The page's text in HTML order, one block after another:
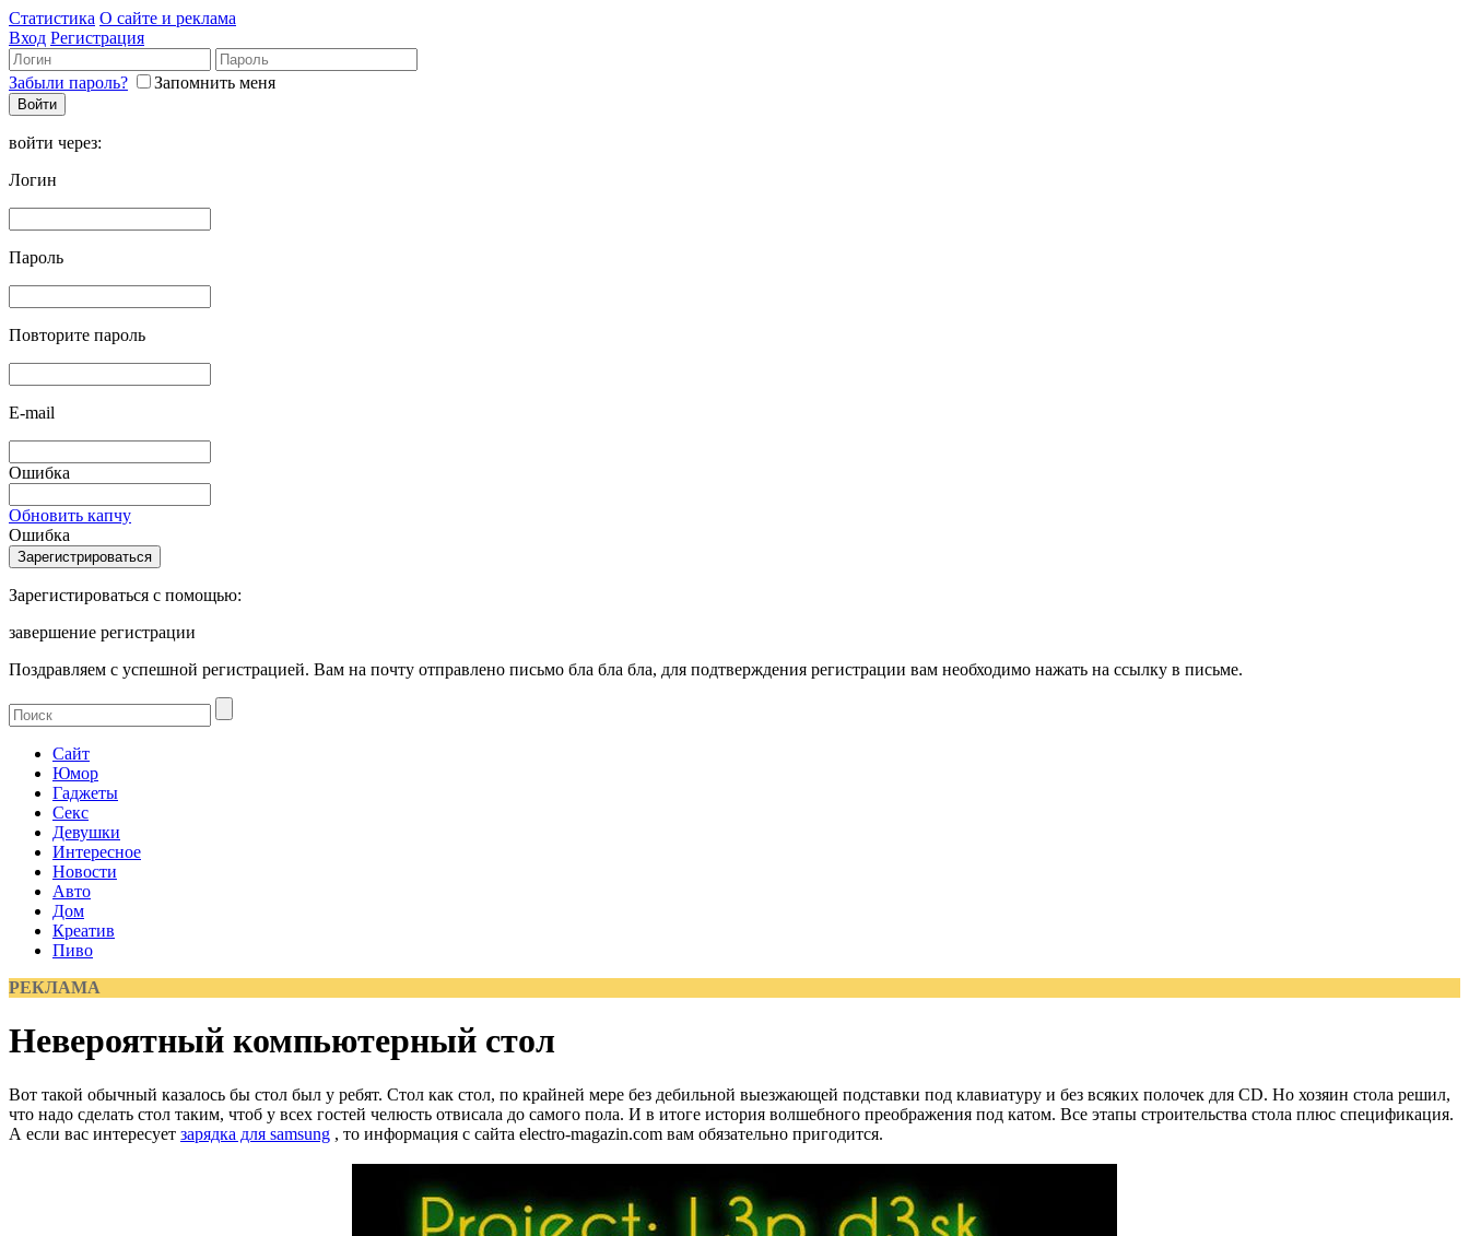
Статистика О сайте и реклама
Вход Регистрация
Забыли пароль? Запомнить меня
войти через:
Логин
Пароль
Повторите пароль
E-mail
Ошибка
Обновить капчу
Ошибка
Зарегистироваться с помощью:
завершение регистрации
Поздравляем с успешной регистрацией. Вам на почту отправлено письмо бла бла бла, для подтверждения регистрации вам необходимо нажать на ссылку в письме.
Сайт
Юмор
Гаджеты
Секс
Девушки
Интересное
Новости
Авто
Дом
Креатив
Пиво
РЕКЛАМА
Невероятный компьютерный стол
Вот такой обычный казалось бы стол был у ребят. Стол как стол, по крайней мере без дебильной выезжающей подставки под клавиатуру и без всяких полочек для CD. Но хозяин стола решил,
что надо сделать стол таким, чтоб у всех гостей челюсть отвисала до самого пола. И в итоге история волшебного преображения под катом. Все этапы строительства стола плюс спецификация.
А если вас интересует зарядка для samsung , то информация с сайта electro-magazin.com вам обязательно пригодится.